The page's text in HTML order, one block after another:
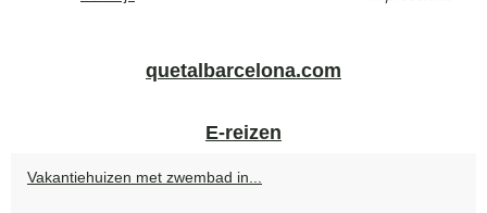
quetalbarcelona.com
E-reizen
Vakantiehuizen met zwembad in...